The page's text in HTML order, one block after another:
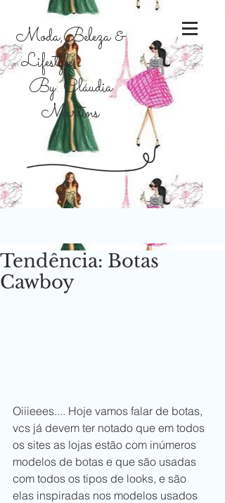
Moda,Beleza &
Lifestyle
By: Cláudia
Martins
Tendência: Botas
Cawboy
Oiiieees.... Hoje vamos falar de botas,
vcs já devem ter notado que em todos
os sites as lojas estão com inúmeros
modelos de botas e que são usadas
com todos os tipos de looks, e são
elas inspiradas nos modelos usados